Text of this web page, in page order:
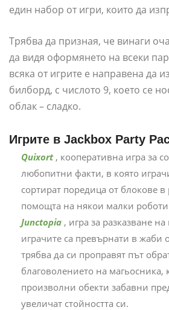
един набор от игри, които да
Трябва да призная, че винаги
да видя оформянето на всеки
всяка от игрите е направена да
билборд, с числото 9, което се
облак – сладко.
Игрите в Jackbox Party
Quixort , кооперативна игра за
любопитни факти, в която
сортират поредица от блокове
помощта на някои малки
Junctopia , игра за разказване
играчите са превърнати в жаби
трябва да си проправят път
благоволението на магьосника,
произволни обекти забавни
увеличат стойността си.